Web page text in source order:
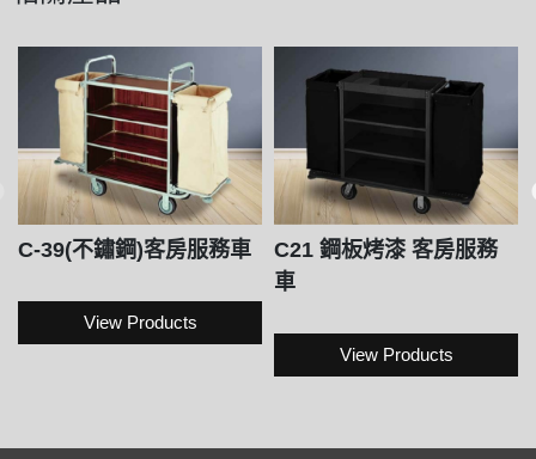
C-39(不鏽鋼)客房服務車
View Products
C21 鋼板烤漆 客房服務
車
View Products